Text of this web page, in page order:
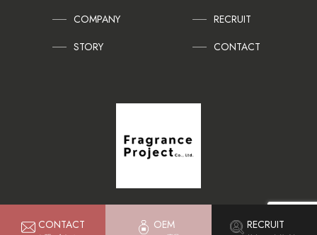
CONTACT OEM RECRUIT
COMPANY
STORY
RECRUIT
CONTACT
Copyright © Fragrance Project Co., Ltd. All Rights Reserved.